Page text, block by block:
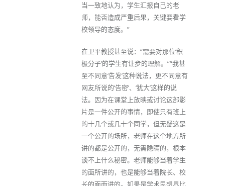
当一致地认为，学生汇报自己的老
师，能否造成严重后果，关键要看学
校领导的态度。”
崔卫平教授甚至说：“需要对那位‘积
极分子’的学生有让步的理解。”“我甚
至不同意‘告发’这种说法，更不同意有
网友所说的‘告密’、‘犹大’这样的说
法。因为在课堂上放映或讨论这部影
片是一件公开的事情，即使只有班上
的十几个或几十个同学，但无疑这是
一个公开的场所，老师在这个地方所
讲的都是公开的，无需隐瞒的，根本
谈不上什么秘密。老师能够当着学生
的面所讲的，也是能够当着院长、校
长的面而讲的。如果是学术思想界比